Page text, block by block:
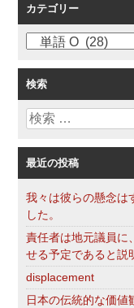
シ
ョ
ン
カテゴリー
ゴ
リ
ー
検索
検
最近の投稿
我々は彼らの懸念は
した。
責任者は地元議員に
せる予定であると説
displacement
日本の伝統的な価値